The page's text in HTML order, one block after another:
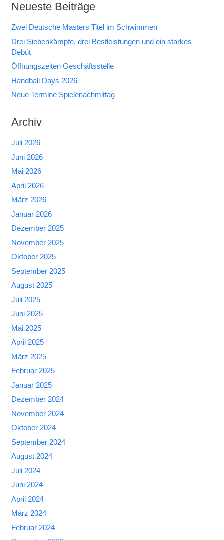
Neueste Beiträge
Zwei Deutsche Masters Titel im Schwimmen
Drei Siebenkämpfe, drei Bestleistungen und ein starkes
Debüt
Öffnungszeiten Geschäftsstelle
Handball Days 2026
Neue Termine Spielenachmittag
Archiv
Juli 2026
Juni 2026
Mai 2026
April 2026
März 2026
Januar 2026
Dezember 2025
November 2025
Oktober 2025
September 2025
August 2025
Juli 2025
Juni 2025
Mai 2025
April 2025
März 2025
Februar 2025
Januar 2025
Dezember 2024
November 2024
Oktober 2024
September 2024
August 2024
Juli 2024
Juni 2024
April 2024
März 2024
Februar 2024